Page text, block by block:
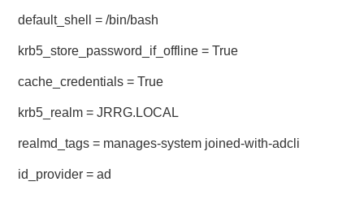
default_shell = /bin/bash
krb5_store_password_if_offline = True
cache_credentials = True
krb5_realm = JRRG.LOCAL
realmd_tags = manages-system joined-with-adcli
id_provider = ad